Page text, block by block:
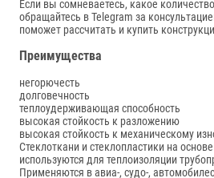
Если вы сомневаетесь, какое
обращайтесь в Telegram за
поможет рассчитать и купить
Преимущества
негорючесть
долговечность
теплоудерживающая способность
высокая стойкость к разложению
высокая стойкость к механическому
Стеклоткани и стеклопластики на
используются для теплоизоляции
Применяются в авиа-, судо-,